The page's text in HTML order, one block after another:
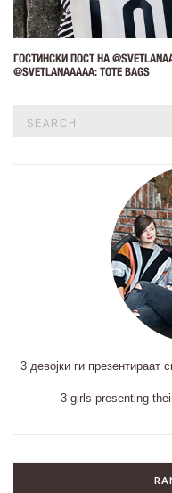
ГОСТИНСКИ ПОСТ НА
@SVETLANAAAAA: TOTE BAGS
3 девојки ги презентираат
3 girls presenting